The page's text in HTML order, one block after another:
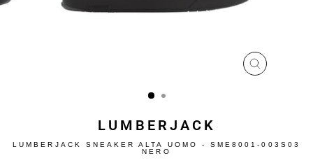
CHIUDI
LUMBERJACK
LUMBERJACK SNEAKER ALTA UOMO - SME8001-003S03
NERO